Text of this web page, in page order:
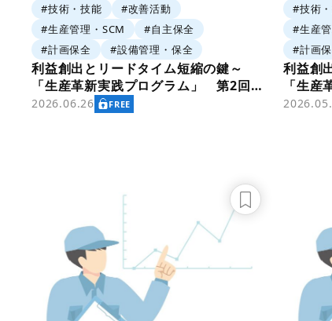
#技術・技能
#改善活動
#生産管理・SCM
#自主保全
#計画保全
#設備管理・保全
利益創出とリードタイム短縮の鍵～
「生産革新実践プログラム」 第2回
「生産革新展開 5 要素」
2026.06.26 FREE
#技術
#生産
#計画
利益創
「生
「生産